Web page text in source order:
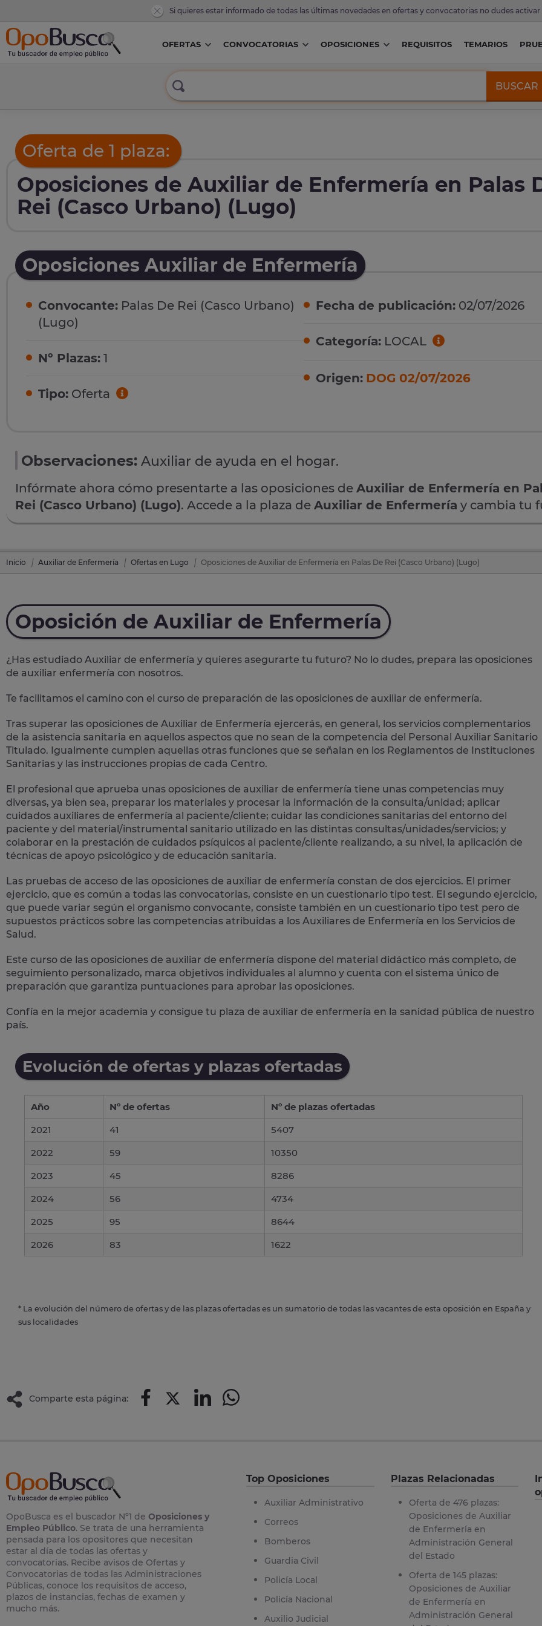
Si quieres estar informado de todas las últimas novedades en ofertas y convocatorias no dudes activar
OFERTAS CONVOCATORIAS OPOSICIONES REQUISITOS TEMARIOS
BUSCAR
Oferta de 1 plaza:
Oposiciones de Auxiliar de Enfermería en Palas
Rei (Casco Urbano) (Lugo)
Oposiciones Auxiliar de Enfermería
Convocante: Palas De Rei (Casco Urbano)
(Lugo)
Nº Plazas: 1
Tipo: Oferta
Fecha de publicación: 02/07/2026
Categoría: LOCAL
Origen: DOG 02/07/2026
Observaciones: Auxiliar de ayuda en el hogar.
Infórmate ahora cómo presentarte a las oposiciones de Auxiliar de Enfermería en
Rei (Casco Urbano) (Lugo). Accede a la plaza de Auxiliar de Enfermería y cambia tu
Inicio Auxiliar de Enfermería Ofertas en Lugo Oposiciones de Auxiliar de Enfermería en Palas De Rei (Casco Urbano) (Lugo)
Oposición de Auxiliar de Enfermería
¿Has estudiado Auxiliar de enfermería y quieres asegurarte tu futuro? No lo dudes, prepara las oposiciones
de auxiliar enfermería con nosotros.
Te facilitamos el camino con el curso de preparación de las oposiciones de auxiliar de enfermería.
Tras superar las oposiciones de Auxiliar de Enfermería ejercerás, en general, los servicios complementarios
de la asistencia sanitaria en aquellos aspectos que no sean de la competencia del Personal Auxiliar Sanitario
Titulado. Igualmente cumplen aquellas otras funciones que se señalan en los Reglamentos de Instituciones
Sanitarias y las instrucciones propias de cada Centro.
El profesional que aprueba unas oposiciones de auxiliar de enfermería tiene unas competencias muy
diversas, ya bien sea, preparar los materiales y procesar la información de la consulta/unidad; aplicar
cuidados auxiliares de enfermería al paciente/cliente; cuidar las condiciones sanitarias del entorno del
paciente y del material/instrumental sanitario utilizado en las distintas consultas/unidades/servicios; y
colaborar en la prestación de cuidados psíquicos al paciente/cliente realizando, a su nivel, la aplicación de
técnicas de apoyo psicológico y de educación sanitaria.
Las pruebas de acceso de las oposiciones de auxiliar de enfermería constan de dos ejercicios. El primer
ejercicio, que es común a todas las convocatorias, consiste en un cuestionario tipo test. El segundo ejercicio,
que puede variar según el organismo convocante, consiste también en un cuestionario tipo test pero de
supuestos prácticos sobre las competencias atribuidas a los Auxiliares de Enfermería en los Servicios de
Salud.
Este curso de las oposiciones de auxiliar de enfermería dispone del material didáctico más completo, de
seguimiento personalizado, marca objetivos individuales al alumno y cuenta con el sistema único de
preparación que garantiza puntuaciones para aprobar las oposiciones.
Confía en la mejor academia y consigue tu plaza de auxiliar de enfermería en la sanidad pública de nuestro
país.
Evolución de ofertas y plazas ofertadas
Año Nº de ofertas
Nº de plazas ofertadas
2021
41
5407
2022
59
10350
2023
45
8286
2024
56
4734
2025
95
8644
2026
83 1622
* La evolución del número de ofertas y de las plazas ofertadas es un sumatorio de todas las vacantes de esta oposición en España y
sus localidades
Comparte esta página:
OpoBusca es el buscador Nº1 de Oposiciones y
Empleo Público. Se trata de una herramienta
pensada para los opositores que necesitan
estar al día de todas las ofertas y
convocatorias. Recibe avisos de Ofertas y
Convocatorias de todas las Administraciones
Públicas, conoce los requisitos de acceso,
plazos de instancias, fechas de examen y
mucho más.
Top Oposiciones
Auxiliar Administrativo
Correos
Bomberos
Guardia Civil
Policía Local
Policía Nacional
Auxilio Judicial
Plazas Relacionadas
Oferta de 476 plazas:
Oposiciones de Auxiliar
de Enfermería en
Administración General
del Estado
Oferta de 145 plazas:
Oposiciones de Auxiliar
de Enfermería en
Administración General